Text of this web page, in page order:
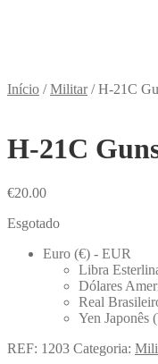
Início /Militar/H-21C
H-21C
€20.00
Esgotado
Euro (€) - EUR
Libra
Dólares
Real
Yen Japonês
REF: 1203 Categoria: